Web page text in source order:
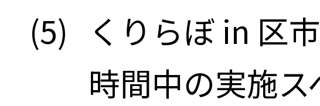
(5)
くりらぼ in 区
時間中の実施